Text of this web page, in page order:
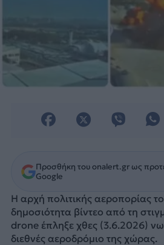
Προσθήκη του onalert.gr ως
Google
Η αρχή πολιτικής αεροπορίας
δημοσιότητα βίντεο από τη
drone έπληξε χθες (3.6.2026)
διεθνές αεροδρόμιο της χώρας.